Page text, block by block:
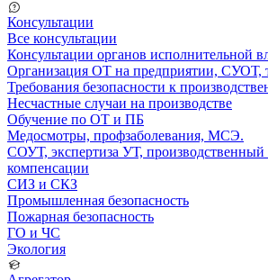
Консультации
Все консультации
Консультации органов исполнительной
Организация ОТ на предприятии, СУОТ,
Требования безопасности к
Несчастные случаи на производстве
Обучение по ОТ и ПБ
Медосмотры, профзаболевания, МСЭ.
СОУТ, экспертиза УТ, производственный
компенсации
СИЗ и СКЗ
Промышленная безопасность
Пожарная безопасность
ГО и ЧС
Экология